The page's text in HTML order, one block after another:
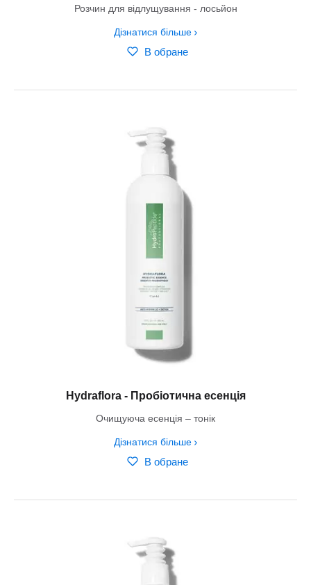
Розчин для відлущування - лосьйон
Дізнатися більше
В обране
Hydraflora - Пробіотична есенція
Очищуюча есенція – тонік
Дізнатися більше
В обране